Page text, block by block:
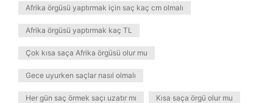
Afrika örgüsü yaptırmak için saç kaç cm olmalı
Afrika örgüsü yaptırmak kaç TL
Çok kısa saça Afrika örgüsü olur mu
Gece uyurken saçlar nasıl olmalı
Her gün saç örmek saçı uzatır mı Kısa saça örgü olur mu